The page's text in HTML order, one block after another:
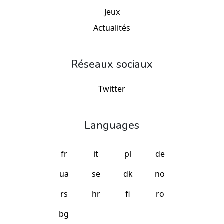
Jeux
Actualités
Réseaux sociaux
Twitter
Languages
fr it pl
de
ua
se dk
no
rs
hr fi
ro
bg